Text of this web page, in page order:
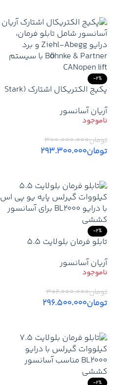
-2%
پکیج الکتریکال اشتارک (Stark
آریان آسانسور
تومان۳۰۰.۰۰۰.۰۰۰
تومان۲۹۳.۳۰۰.۰۰۰
-2%
تابلو فرمان بلولایت 5.5
آریان آسانسور
تومان۳۰۲.۰۰۰.۰۰۰
تومان۲۹۶.۵۰۰.۰۰۰
-2%